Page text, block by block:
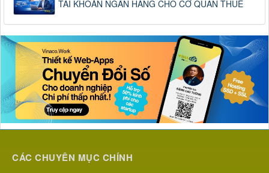
TÀI KHOẢN NGÂN HÀNG CHO CƠ QUAN THUẾ
CÁC CHUYÊN MỤC CHÍNH